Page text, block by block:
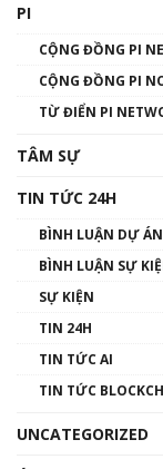
PI
CỘNG ĐỒNG PI
CỘNG ĐỒNG PI
TỪ ĐIỂN PI
TÂM SỰ
TIN TỨC 24H
BÌNH LUẬN DỰ ÁN
BÌNH LUẬN SỰ
SỰ KIỆN
TIN 24H
TIN TỨC AI
TIN TỨC
UNCATEGORIZED